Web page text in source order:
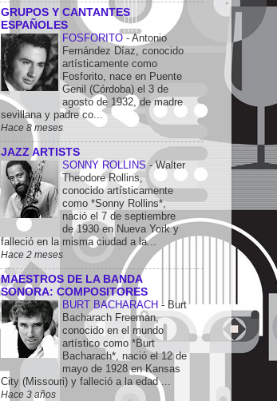
GRUPOS Y CANTANTES
ESPAÑOLES
FOSFORITO-Antonio
Fernández Díaz, conocido
artísticamente como
Fosforito, nace en Puente
Genil (Córdoba) el 3 de
agosto de 1932, de madre
sevillana y padre co...
Hace 8 meses
JAZZ ARTISTS
SONNY ROLLINS-Walter
Theodore Rollins,
conocido artísticamente
como *Sonny Rollins*,
nació el 7 de septiembre
de 1930 en Nueva York y
falleció en la misma ciudad a la...
Hace 2 meses
MAESTROS DE LA BANDA
SONORA: COMPOSITORES
BURT BACHARACH - Burt
Bacharach Freeman,
conocido en el mundo
artístico como *Burt
Bacharach*, nació el 12 de
mayo de 1928 en Kansas
City (Missouri) y falleció a la edad ...
Hace 3 años